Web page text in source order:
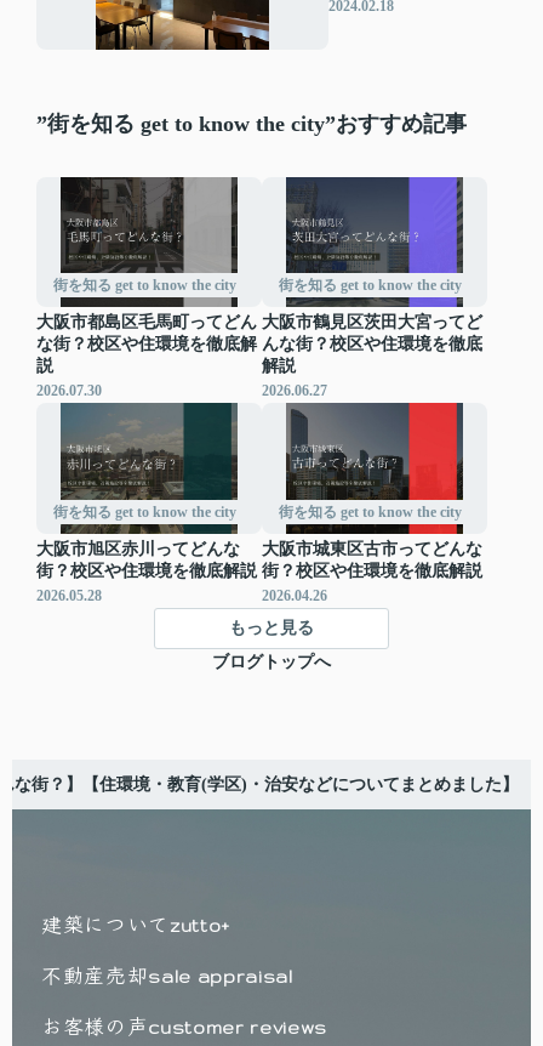
2024.02.18
”街を知る get to know the city”おすすめ記事
街を知る get to know the city
大阪市都島区毛馬町ってどん
な街？校区や住環境を徹底解
説
2026.07.30
街を知る get to know the city
大阪市鶴見区茨田大宮ってど
んな街？校区や住環境を徹底
解説
2026.06.27
街を知る get to know the city
大阪市旭区赤川ってどんな
街？校区や住環境を徹底解説
2026.05.28
街を知る get to know the city
大阪市城東区古市ってどんな
街？校区や住環境を徹底解説
2026.04.26
もっと見る
ブログトップへ
な街？】【住環境・教育(学区)・治安などについてまとめました】
建築について zutto+
不動産売却sale appraisal
お客様の声customer reviews